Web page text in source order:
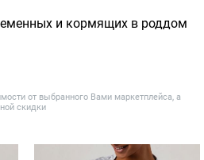
и кормящих в роддом
от выбранного Вами маркетплейса, а
скидки